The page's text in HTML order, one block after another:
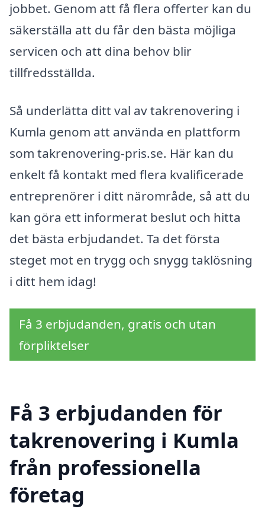
jobbet. Genom att få flera offerter kan du
säkerställa att du får den bästa möjliga
servicen och att dina behov blir
tillfredsställda.
Så underlätta ditt val av takrenovering i
Kumla genom att använda en plattform
som takrenovering-pris.se. Här kan du
enkelt få kontakt med flera kvalificerade
entreprenörer i ditt närområde, så att du
kan göra ett informerat beslut och hitta
det bästa erbjudandet. Ta det första
steget mot en trygg och snygg taklösning
i ditt hem idag!
Få 3 erbjudanden, gratis och utan
förpliktelser
Få 3 erbjudanden för
takrenovering i Kumla
från professionella
företag